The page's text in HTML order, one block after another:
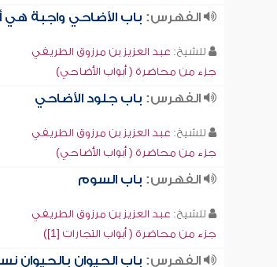
الفهرس: باب الأضاحي واجبة هي
للشيخ: عبد العزيز بن مرزوق الطريفي
جزء من محاضرة ( أبواب الأضاحي)
الفهرس: باب جلود الأضاحي
للشيخ: عبد العزيز بن مرزوق الطريفي
جزء من محاضرة ( أبواب الأضاحي)
الفهرس: باب السوم
للشيخ: عبد العزيز بن مرزوق الطريفي
جزء من محاضرة ( أبواب التجارات [1])
الفهرس: باب الحيوان بالحيوان